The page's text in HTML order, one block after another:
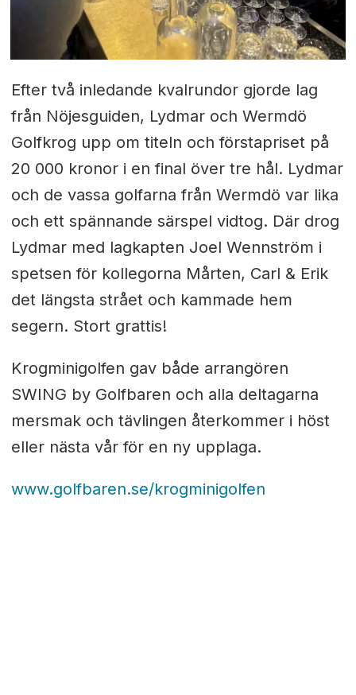
Efter två inledande kvalrundor gjorde lag
från Nöjesguiden, Lydmar och Wermdö
Golfkrog upp om titeln och förstapriset på
20 000 kronor i en final över tre hål. Lydmar
och de vassa golfarna från Wermdö var lika
och ett spännande särspel vidtog. Där drog
Lydmar med lagkapten Joel Wennström i
spetsen för kollegorna Mårten, Carl & Erik
det längsta strået och kammade hem
segern. Stort grattis!
Krogminigolfen gav både arrangören
SWING by Golfbaren och alla deltagarna
mersmak och tävlingen återkommer i höst
eller nästa vår för en ny upplaga.
www.golfbaren.se/krogminigolfen